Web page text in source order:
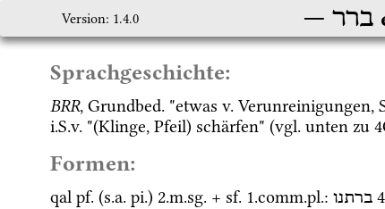
ברר Version: 1.4.0
Sprachgeschichte:
BRR, Grundbed. "etwas v. Verunreinigungen,
i.S.v. "(Klinge, Pfeil) schärfen" (vgl. unten zu
Formen:
qal pf. (s.a. pi.) 2.m.sg. + sf. 1.comm.pl.: ברתנו